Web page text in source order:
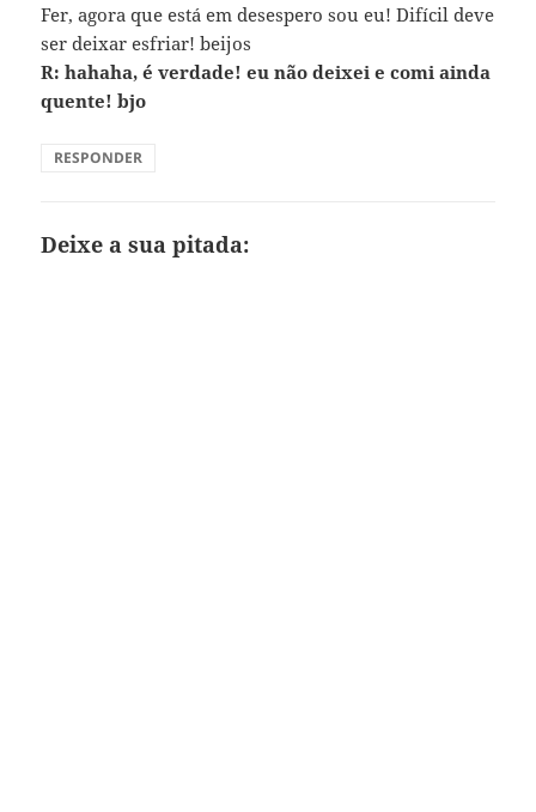
Fer, agora que está em desespero sou eu! Difícil deve
ser deixar esfriar! beijos
R: hahaha, é verdade! eu não deixei e comi ainda
quente! bjo
RESPONDER
Deixe a sua pitada: